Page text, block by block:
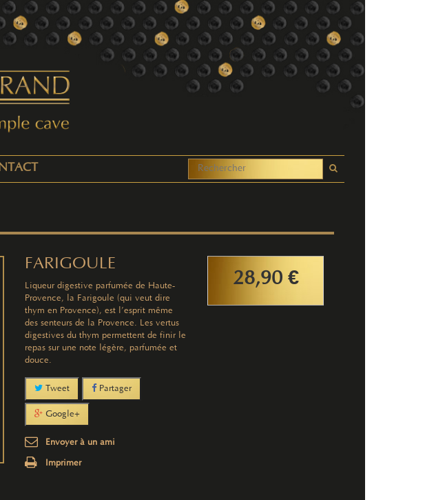
FARIGOULE
Liqueur digestive parfumée de Haute-
Provence, la Farigoule (qui veut dire
thym en Provence), est l’esprit même
des senteurs de la Provence. Les vertus
digestives du thym permettent de finir le
repas sur une note légère, parfumée et
douce.
Tweet Partager
Google+
Envoyer à un ami
Imprimer
28,90 €